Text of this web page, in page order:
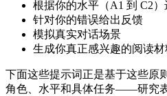
根据你的水平（A1 到 C2
针对你的错误给出反馈
模拟真实对话场景
生成你真正感兴趣的阅读材
下面这些提示词正是基于这些原
角色、水平和具体任务——研究